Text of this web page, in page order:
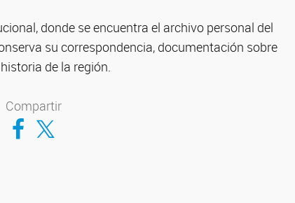
donde se encuentra el archivo personal del
su correspondencia, documentación sobre
de la región.
Compartir
Compartir en Facebook
Compartir en Twitter